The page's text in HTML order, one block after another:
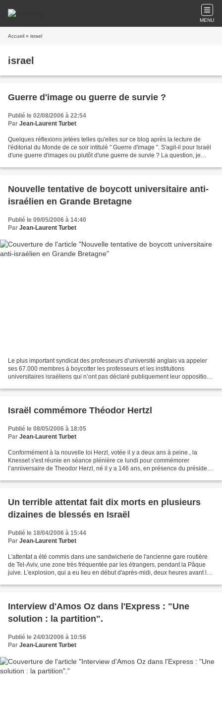
MENU
Accueil » israel
israel
Guerre d'image ou guerre de survie ?
Publié le 02/08/2006 à 22:54
Par Jean-Laurent Turbet
Quelques réflexions jetées telles qu'elles sur ce blog après la lecture de
l'éditorial du Monde de ce soir intitulé " Guerre d'image ". S'agit-il pour Israël
d'une guerre d'images ou plutôt d'une guerre de survie ? La question, je
Nouvelle tentative de boycott universitaire anti-
israélien en Grande Bretagne
Publié le 09/05/2006 à 14:40
Par Jean-Laurent Turbet
Le plus important syndicat des professeurs d’université anglais va appeler
ses 67.000 membres à boycotter les professeurs et les institutions
universitaires israéliens qui n’ont pas déclaré publiquement leur opposition
Israël commémore Théodor Hertzl
Publié le 08/05/2006 à 18:05
Par Jean-Laurent Turbet
Conformément à la nouvelle loi Herzl, votée il y a deux ans à peine., la
Knesset s'est réunie en séance plénière ce lundi pour commémorer
l’anniversaire de Theodor Herzl, né il y a 146 ans, en présence du président
Un terrible attentat fait dix morts en plusieurs
dizaines de blessés en Israël
Publié le 18/04/2006 à 15:44
Par Jean-Laurent Turbet
L'attentat a été commis dans une sandwicherie de l'ancienne gare routière
de Tel-Aviv, une zone très fréquentée par les étrangers, pendant la Pâque
juive. L'explosion, qui a eu lieu en début d'après-midi, deux heures avant la
Interview d'Amos Oz dans l'Express : "Une
solution : la partition".
Publié le 24/03/2006 à 10:56
Par Jean-Laurent Turbet